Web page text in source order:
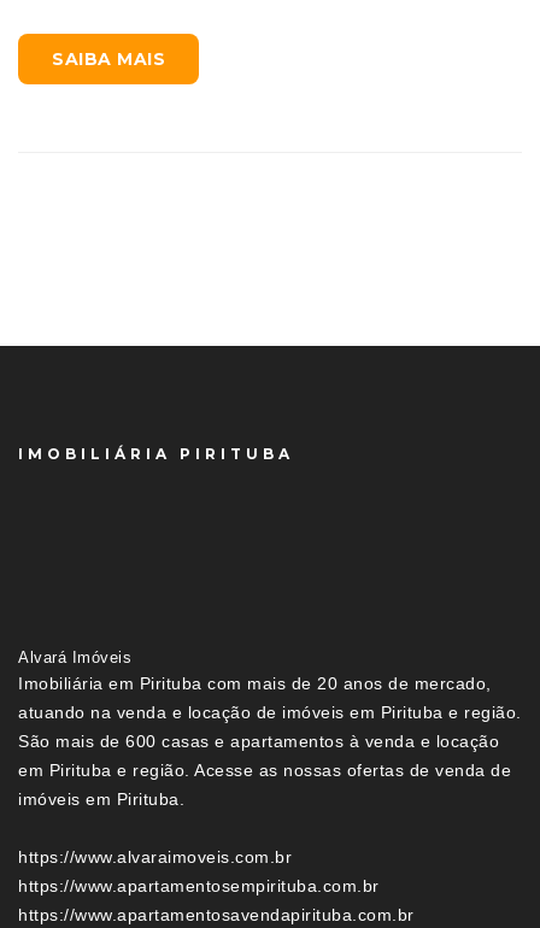
SAIBA MAIS
IMOBILIÁRIA PIRITUBA
Alvará Imóveis
Imobiliária em Pirituba com mais de 20 anos de mercado,
atuando na venda e locação de imóveis em Pirituba e região.
São mais de 600 casas e apartamentos à venda e locação
em Pirituba e região. Acesse as nossas ofertas de venda de
imóveis em Pirituba.
https://www.alvaraimoveis.com.br
https://www.apartamentosempirituba.com.br
https://www.apartamentosavendapirituba.com.br